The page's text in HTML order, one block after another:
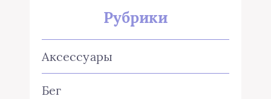
Рубрики
Аксессуары
Бег